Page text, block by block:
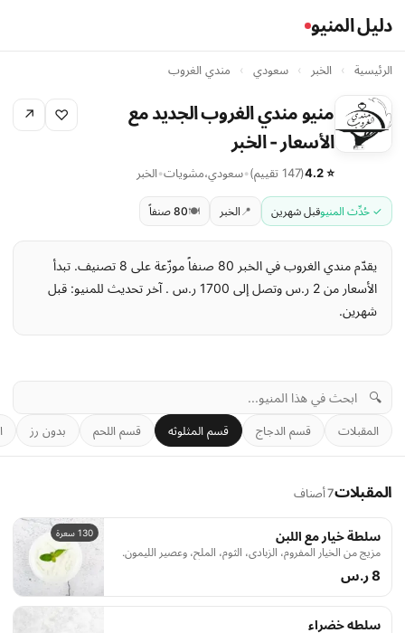
دليل المنيو
الرئيسية › الخبر › سعودي › مندي الغروب
منيو مندي الغروب الجديد مع
الأسعار - الخبر
⭐ 4.2 (147 تقييم) •سعودي،مشويات•الخبر
♡
↗
✓ حُدِّث المنيوقبل شهرين 📍 الخبر 🍽️80 صنفاً
يقدّم مندي الغروب في الخبر 80 صنفاً موزّعة على 8 تصنيف. تبدأ
الأسعار من 2 ر.س وتصل إلى 1700 ر.س . آخر تحديث للمنيو: قبل
شهرين.
🔍
المقبلات قسم الدجاج قسم المثلوثه قسم اللحم بدون رز
المقبلات7 أصناف
130 سعرة سلطة خيار مع اللبن
مزيج من الخيار المفروم، الزبادي، الثوم، الملح، وعصير الليمون.
8 ر.س
سلطه خضراء